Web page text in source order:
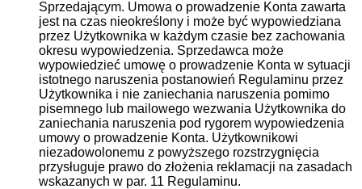
Sprzedającym. Umowa o prowadzenie Konta zawarta
jest na czas nieokreślony i może być wypowiedziana
przez Użytkownika w każdym czasie bez zachowania
okresu wypowiedzenia. Sprzedawca może
wypowiedzieć umowę o prowadzenie Konta w sytuacji
istotnego naruszenia postanowień Regulaminu przez
Użytkownika i nie zaniechania naruszenia pomimo
pisemnego lub mailowego wezwania Użytkownika do
zaniechania naruszenia pod rygorem wypowiedzenia
umowy o prowadzenie Konta. Użytkownikowi
niezadowolonemu z powyższego rozstrzygnięcia
przysługuje prawo do złożenia reklamacji na zasadach
wskazanych w par. 11 Regulaminu.